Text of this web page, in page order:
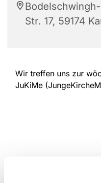
Str. 17, 59174
Wir treffen uns zur
JuKiMe